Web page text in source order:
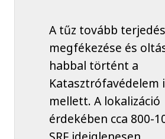
A tűz tovább
megfékezése és
habbal történt a
Katasztrófavédelem
mellett. A lokalizáció
érdekében cca 800-